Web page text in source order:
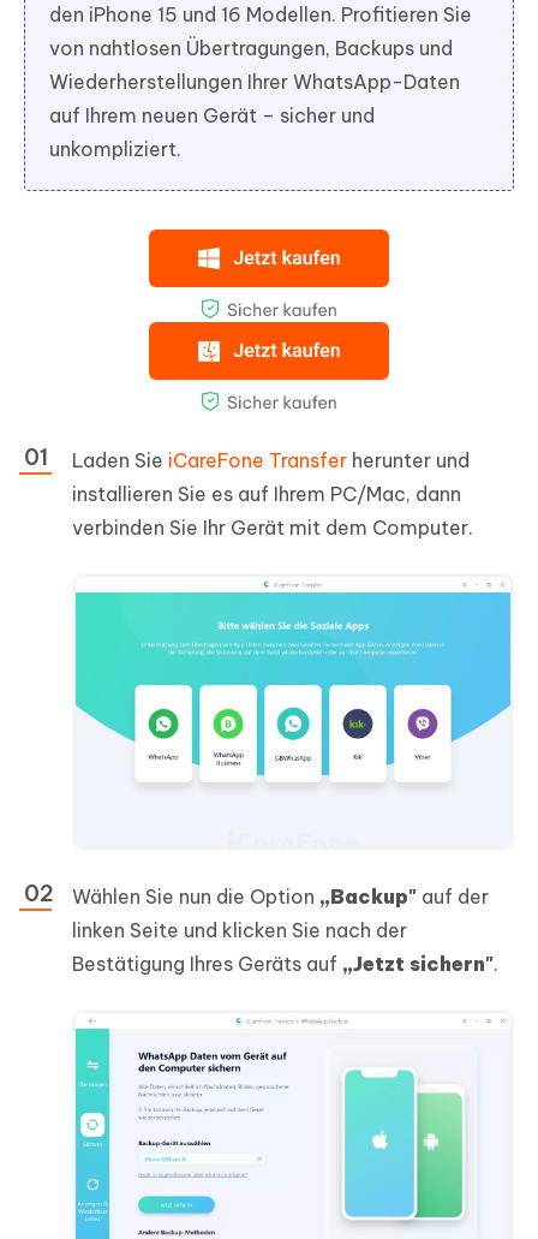
den iPhone 15 und 16 Modellen. Profitieren Sie
von nahtlosen Übertragungen, Backups und
Wiederherstellungen Ihrer WhatsApp-Daten
auf Ihrem neuen Gerät – sicher und
unkompliziert.
Laden Sie iCareFone Transfer herunter und
installieren Sie es auf Ihrem PC/Mac, dann
verbinden Sie Ihr Gerät mit dem Computer.
Wählen Sie nun die Option „Backup" auf der
linken Seite und klicken Sie nach der
Bestätigung Ihres Geräts auf „Jetzt sichern".